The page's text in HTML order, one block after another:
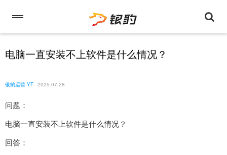
电脑一直安装不上软件是什么情况？
银豹运营-YF 2025-07-28
问题：
电脑一直安装不上软件是什么情况？
回答：